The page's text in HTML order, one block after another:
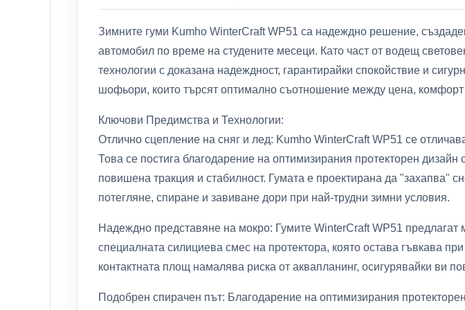
Зимните гуми Kumho WinterCraft WP51 са надеждно решение,
автомобил по време на студените месеци. Като част от водещ
технологии с доказана надеждност, гарантирайки спокойствие и
шофьори, които търсят оптимално съотношение между цена, комфорт
Ключови Предимства и Технологии:
Отлично сцепление на сняг и лед: Kumho WinterCraft WP51 се
Това се постига благодарение на оптимизирания протекторен
повишена тракция и стабилност. Гумата е проектирана да "захапва"
потегляне, спиране и завиване дори при най-трудни зимни условия.
Надеждно представяне на мокро: Гумите WinterCraft WP51
специалната силициева смес на протектора, която остава гъвкава
контактната площ намалява риска от аквапланинг, осигурявайки ви
Подобрен спирачен път: Благодарение на оптимизирания